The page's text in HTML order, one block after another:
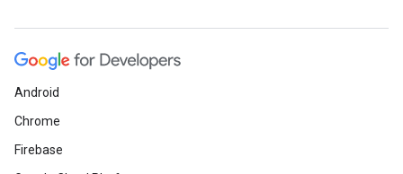
Android
Chrome
Firebase